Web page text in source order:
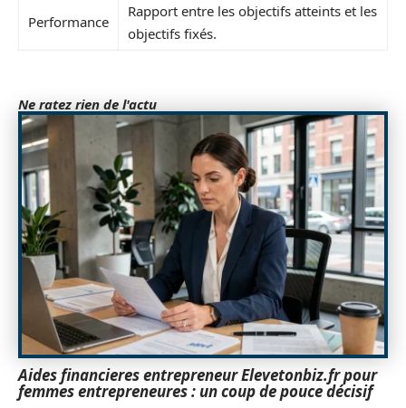
Performance
Rapport entre les objectifs atteints et les
objectifs fixés.
Ne ratez rien de l'actu
Aides financieres entrepreneur Elevetonbiz.fr pour
femmes entrepreneures : un coup de pouce décisif